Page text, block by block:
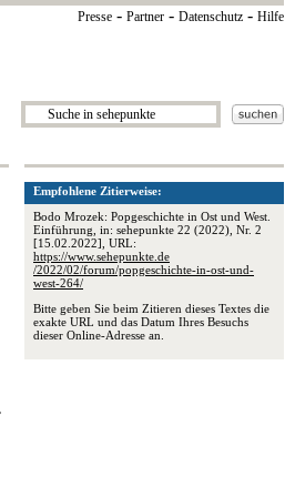
Presse - Partner - Datenschutz - Hilfe
Empfohlene Zitierweise:
Bodo Mrozek: Popgeschichte in Ost und West.
Einführung, in: sehepunkte 22 (2022), Nr. 2
[15.02.2022], URL:
https://www.sehepunkte.de
/2022/02/forum/popgeschichte-in-ost-und-
west-264/
Bitte geben Sie beim Zitieren dieses Textes die
exakte URL und das Datum Ihres Besuchs
dieser Online-Adresse an.